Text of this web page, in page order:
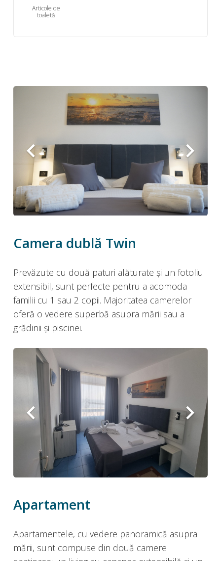
Articole de
toaletă
Camera dublă Twin
Prevăzute cu două paturi alăturate și un fotoliu
extensibil, sunt perfecte pentru a acomoda
familii cu 1 sau 2 copii. Majoritatea camerelor
oferă o vedere superbă asupra mării sau a
grădinii și piscinei.
Apartament
Apartamentele, cu vedere panoramică asupra
mării, sunt compuse din două camere